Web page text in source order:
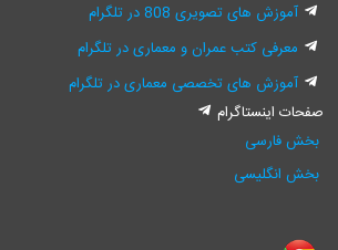
آموزش های تصویری 808 در تلگرام
معرفی کتب عمران و معماری در تلگرام
آموزش های تخصصی معماری در تلگرام
صفحات اینستاگرام
بخش فارسی
بخش انگلیسی